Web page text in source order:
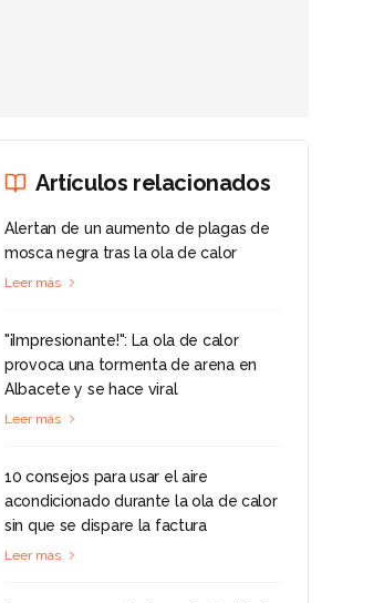
Artículos relacionados
Alertan de un aumento de plagas de
mosca negra tras la ola de calor
Leer más
"¡Impresionante!": La ola de calor
provoca una tormenta de arena en
Albacete y se hace viral
Leer más
10 consejos para usar el aire
acondicionado durante la ola de calor
sin que se dispare la factura
Leer más